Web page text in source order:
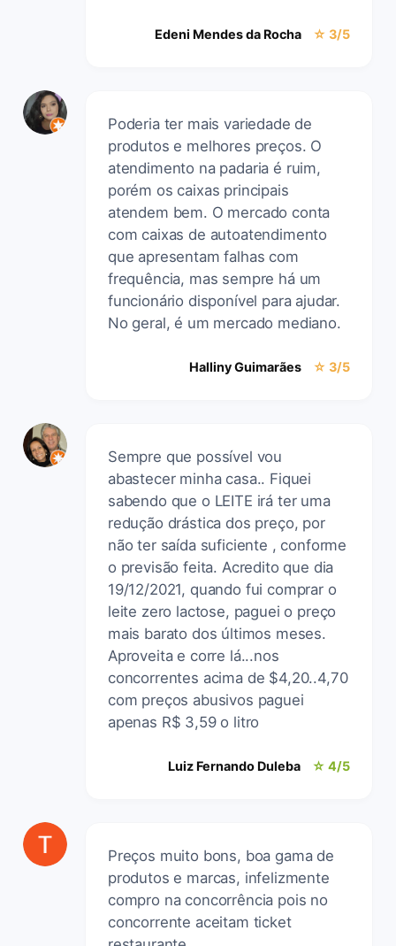
Edeni Mendes da Rocha ☆ 3/5
Poderia ter mais variedade de
produtos e melhores preços. O
atendimento na padaria é ruim,
porém os caixas principais
atendem bem. O mercado conta
com caixas de autoatendimento
que apresentam falhas com
frequência, mas sempre há um
funcionário disponível para ajudar.
No geral, é um mercado mediano.
Halliny Guimarães ☆ 3/5
Sempre que possível vou
abastecer minha casa.. Fiquei
sabendo que o LEITE irá ter uma
redução drástica dos preço, por
não ter saída suficiente , conforme
o previsão feita. Acredito que dia
19/12/2021, quando fui comprar o
leite zero lactose, paguei o preço
mais barato dos últimos meses.
Aproveita e corre lá...nos
concorrentes acima de $4,20..4,70
com preços abusivos paguei
apenas R$ 3,59 o litro
Luiz Fernando Duleba ☆ 4/5
Preços muito bons, boa gama de
produtos e marcas, infelizmente
compro na concorrência pois no
concorrente aceitam ticket